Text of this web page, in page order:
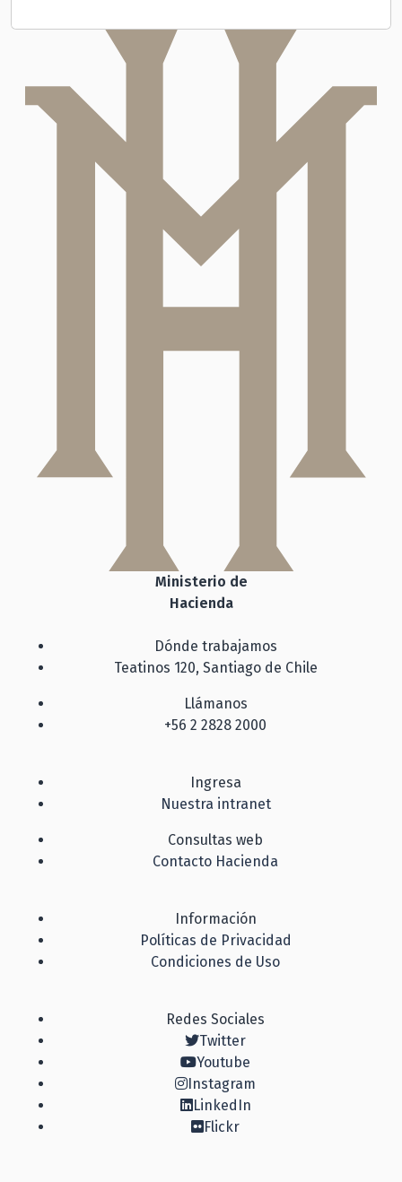
Ministerio de
Hacienda
Dónde trabajamos
Teatinos 120, Santiago de Chile
Llámanos
+56 2 2828 2000
Ingresa
Nuestra intranet
Consultas web
Contacto Hacienda
Información
Políticas de Privacidad
Condiciones de Uso
Redes Sociales
Twitter
Youtube
Instagram
LinkedIn
Flickr